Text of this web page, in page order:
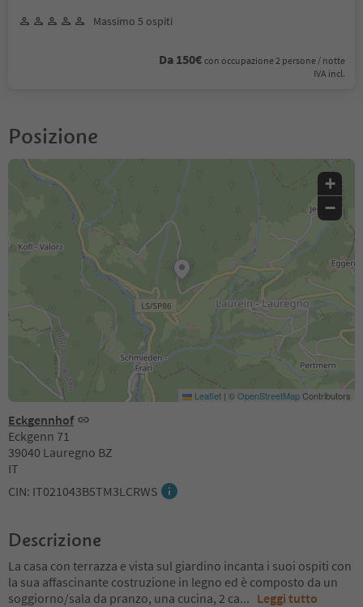
Massimo 5 ospiti
Da 150€ con occupazione 2 persone / notte
IVA incl.
Posizione
Eckgennhof
Eckgenn 71
39040 Lauregno BZ
IT
CIN: IT021043B5TM3LCRWS
+
−
Leaflet | ©OpenStreetMapContributors
Descrizione
La casa con terrazza e vista sul giardino incanta i suoi ospiti con
la sua affascinante costruzione in legno ed è composto da un
soggiorno/sala da pranzo, una cucina, 2 ca... Leggi tutto